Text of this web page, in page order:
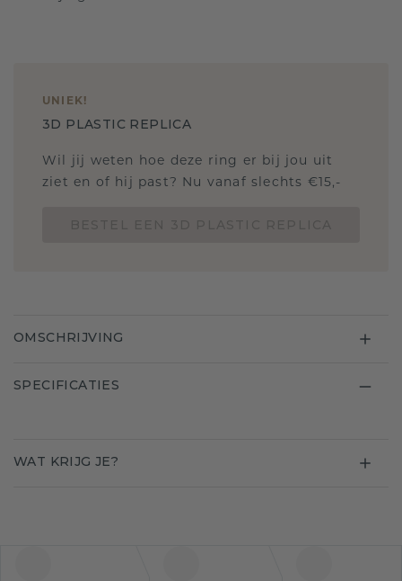
UNIEK!
3D PLASTIC REPLICA
Wil jij weten hoe deze ring er bij jou uit
ziet en of hij past? Nu vanaf slechts €15,-
OMSCHRIJVING
SPECIFICATIES
WAT KRIJG JE?